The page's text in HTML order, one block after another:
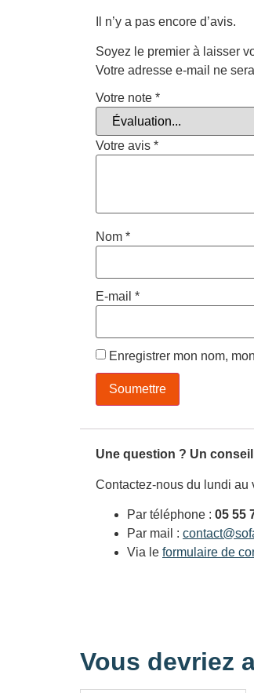
Il n’y a pas encore d’avis.
Soyez le premier à laisser
Votre adresse e-mail ne
Votre note *
Votre avis *
Nom *
E-mail *
Enregistrer mon nom,
Une question ? Un
Contactez-nous du lundi au
Par téléphone : 05 55
Par mail :
Via le formulaire de
Vous devriez